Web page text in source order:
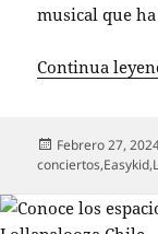
musical que
Continua
Publicado
el
Febrero 27,
conciertos,Easykid,